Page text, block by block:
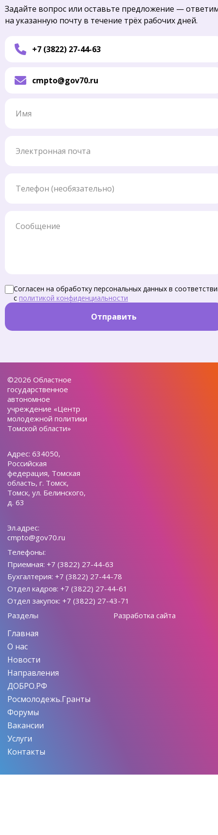
Задайте вопрос или оставьте предложение —
на указанную почту в течение трёх рабочих дней.
+7 (3822) 27-44-63
cmpto@gov70.ru
Согласен на обработку персональных данных в
с политикой конфиденциальности
Отправить
©2026 Областное
государственное
автономное
учреждение «Центр
молодежной политики
Томской области»
Адрес: 634050,
Российская
федерация, Томская
область, г. Томск,
Томск, ул. Белинского,
д. 63
Эл.адрес:
cmpto@gov70.ru
Телефоны:
Приемная: +7 (3822) 27-44-63
Бухгалтерия: +7 (3822) 27-44-78
Отдел кадров: +7 (3822) 27-44-61
Отдел закупок: +7 (3822) 27-43-71
Разделы
Главная
О нас
Новости
Направления
ДОБРО.РФ
Росмолодежь.Гранты
Форумы
Вакансии
Услуги
Контакты
Разработка сайта